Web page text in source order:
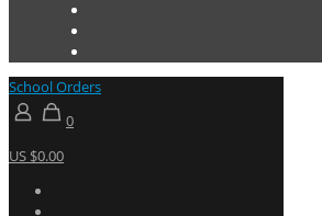
School Orders
0
US $0.00